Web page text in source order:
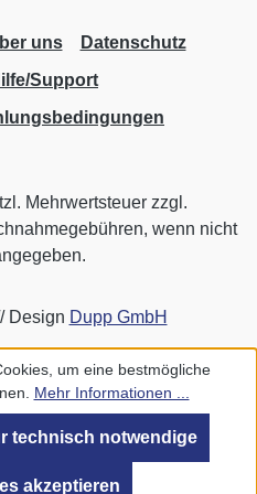
uns
Datenschutz
Support
Mehrwertsteuer zzgl.
wenn nicht
Design Dupp GmbH
um eine bestmögliche
Mehr Informationen ...
technisch notwendige
akzeptieren